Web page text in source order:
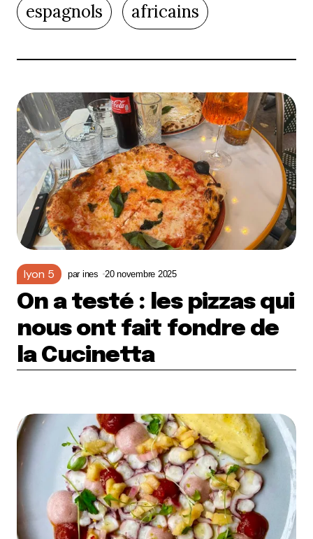
espagnols
africains
lyon 5 par ines 20 novembre 2025
On a testé : les pizzas qui
nous ont fait fondre de
la Cucinetta